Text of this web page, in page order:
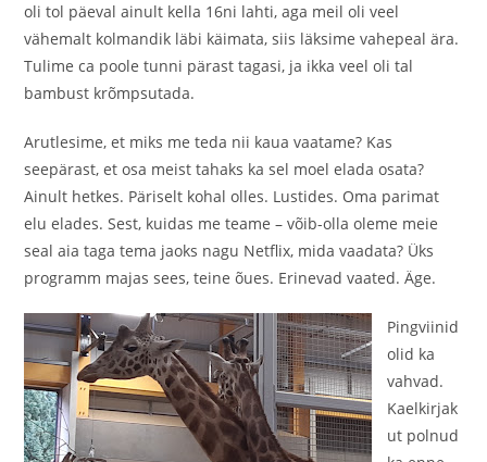
oli tol päeval ainult kella 16ni lahti, aga meil oli veel
vähemalt kolmandik läbi käimata, siis läksime vahepeal ära.
Tulime ca poole tunni pärast tagasi, ja ikka veel oli tal
bambust krõmpsutada.
Arutlesime, et miks me teda nii kaua vaatame? Kas
seepärast, et osa meist tahaks ka sel moel elada osata?
Ainult hetkes. Päriselt kohal olles. Lustides. Oma parimat
elu elades. Sest, kuidas me teame – võib-olla oleme meie
seal aia taga tema jaoks nagu Netflix, mida vaadata? Üks
programm majas sees, teine õues. Erinevad vaated. Äge.
Pingviinid
olid ka
vahvad.
Kaelkirjak
ut polnud